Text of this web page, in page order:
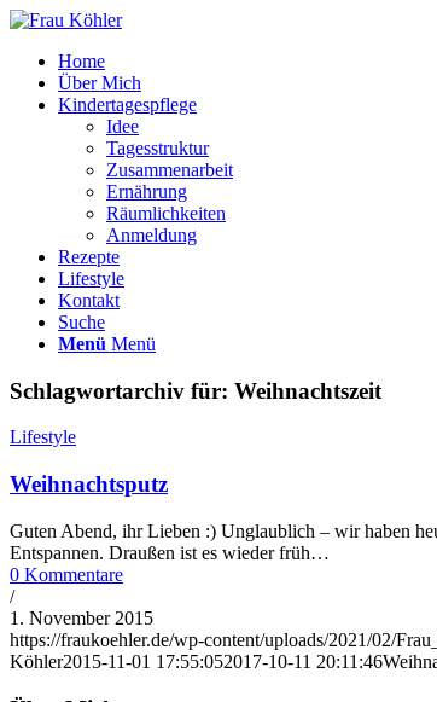
Home
Über Mich
Kindertagespflege
Idee
Tagesstruktur
Zusammenarbeit
Ernährung
Räumlichkeiten
Anmeldung
Rezepte
Lifestyle
Kontakt
Suche
Menü Menü
Schlagwortarchiv für: Weihnachtszeit
Lifestyle
Weihnachtsputz
Guten Abend, ihr Lieben :) Unglaublich – wir haben
Entspannen. Draußen ist es wieder früh…
0 Kommentare
/
1. November 2015
https://fraukoehler.de/wp-content/uploads/2021/02/
Köhler2015-11-01 17:55:052017-10-11 20:11:46